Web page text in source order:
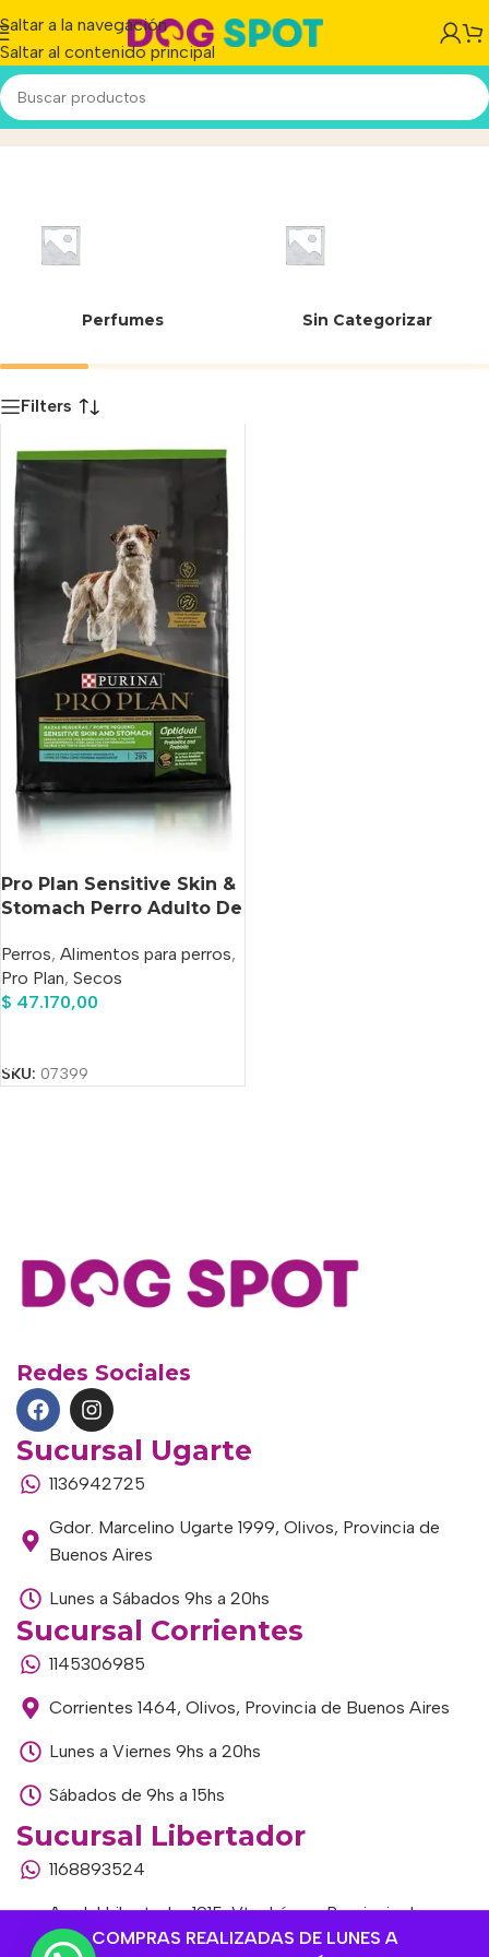
COMPRAS REALIZADAS DE LUNES A
Saltar a la navegación
Saltar al contenido principal
SensitiveInicio/Producto
Perfumes Sin Categorizar
Filters
Pro Plan Sensitive Skin &
Stomach Perro Adulto De
Perros, Alimentos para perros,
Pro Plan, Secos
$ 47.170,00
SKU: 07399
Redes Sociales
Sucursal Ugarte
1136942725
Gdor. Marcelino Ugarte 1999, Olivos, Provincia de
Buenos Aires
Lunes a Sábados 9hs a 20hs
Sucursal Corrientes
1145306985
Corrientes 1464, Olivos, Provincia de Buenos Aires
Lunes a Viernes 9hs a 20hs
Sábados de 9hs a 15hs
Sucursal Libertador
1168893524
Av. del Libertador 1915, Vte. López, Provincia de
Buenos Aires